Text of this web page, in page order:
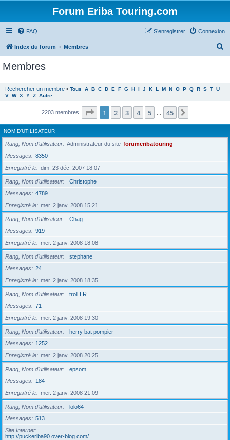
Forum Eriba Touring.com
FAQ Connexion
S’enregistrer
Index du forum Membres
Membres
Rechercher un membre • Tous A B C D E F G H I J K L M N O P Q R S T U
V W X Y Z Autre
2203 membres Page 1sur45
1 2 3 4 5 45
NOM D’UTILISATEUR
Rang, Nom d’utilisateur Administrateur du site forumeribatouring
Messages
8350
Enregistré le
dim. 23 déc. 2007 18:07
Rang, Nom d’utilisateur
Christophe
Messages
4789
Enregistré le
mer. 2 janv. 2008 15:21
Rang, Nom d’utilisateur
Chag
Messages
919
Enregistré le
mer. 2 janv. 2008 18:08
Rang, Nom d’utilisateur
stephane
Messages
24
Enregistré le
mer. 2 janv. 2008 18:35
Rang, Nom d’utilisateur
troll LR
Messages
71
Enregistré le
mer. 2 janv. 2008 19:30
Rang, Nom d’utilisateur
herry bat pompier
Messages
1252
Enregistré le
mer. 2 janv. 2008 20:25
Rang, Nom d’utilisateur
epsom
Messages
184
Enregistré le
mer. 2 janv. 2008 21:09
Rang, Nom d’utilisateur
lolo64
Messages
513
Site Internet
http://puckeriba90.over-blog.com/